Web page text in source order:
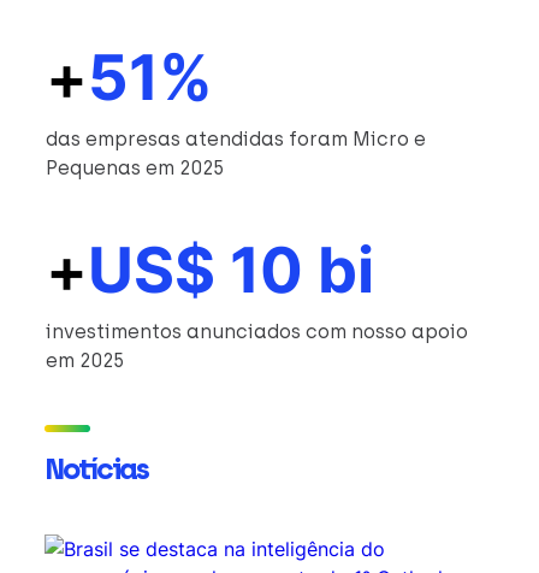
+51%
das empresas atendidas foram Micro e
Pequenas em 2025
+US$ 10 bi
investimentos anunciados com nosso apoio
em 2025
Notícias